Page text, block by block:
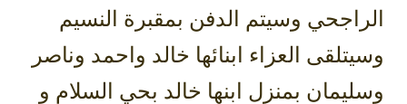
الراجحي وسيتم الدفن بمقبرة النسيم
وسيتلقى العزاء ابنائها خالد واحمد وناصر
وسليمان بمنزل ابنها خالد بحي السلام و